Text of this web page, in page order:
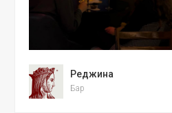
Реджина
Бар